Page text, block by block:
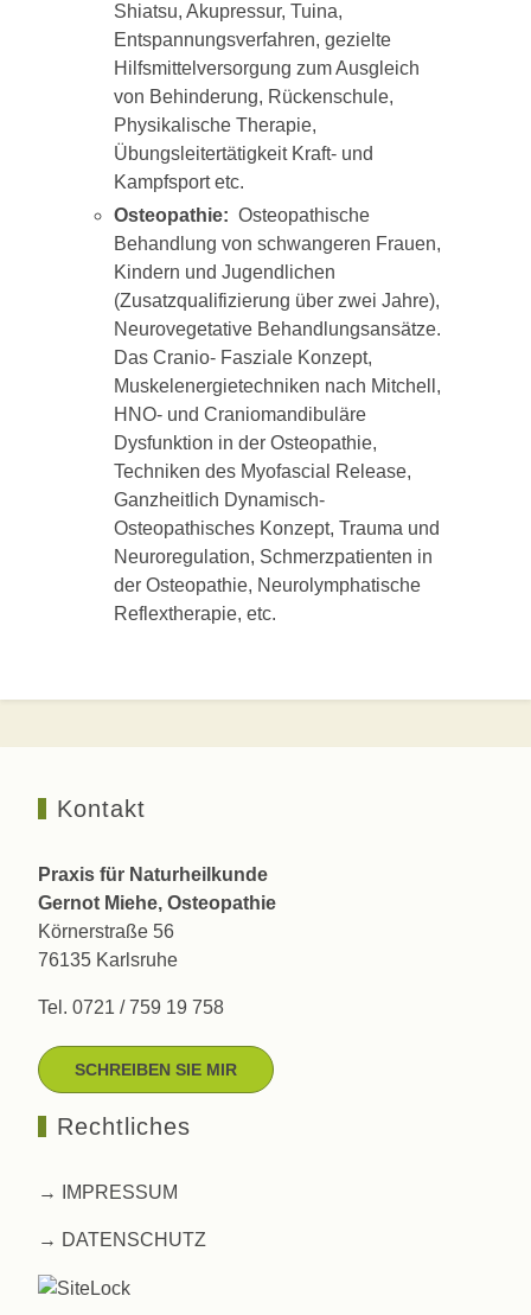
Shiatsu, Akupressur, Tuina,
Entspannungsverfahren, gezielte
Hilfsmittelversorgung zum Ausgleich
von Behinderung, Rückenschule,
Physikalische Therapie,
Übungsleitertätigkeit Kraft- und
Kampfsport etc.
Osteopathie: Osteopathische
Behandlung von schwangeren Frauen,
Kindern und Jugendlichen
(Zusatzqualifizierung über zwei Jahre),
Neurovegetative Behandlungsansätze.
Das Cranio- Fasziale Konzept,
Muskelenergietechniken nach Mitchell,
HNO- und Craniomandibuläre
Dysfunktion in der Osteopathie,
Techniken des Myofascial Release,
Ganzheitlich Dynamisch-
Osteopathisches Konzept, Trauma und
Neuroregulation, Schmerzpatienten in
der Osteopathie, Neurolymphatische
Reflextherapie, etc.
Kontakt
Praxis für Naturheilkunde
Gernot Miehe, Osteopathie
Körnerstraße 56
76135 Karlsruhe
Tel. 0721 / 759 19 758
SCHREIBEN SIE MIR
Rechtliches
→ IMPRESSUM
→ DATENSCHUTZ